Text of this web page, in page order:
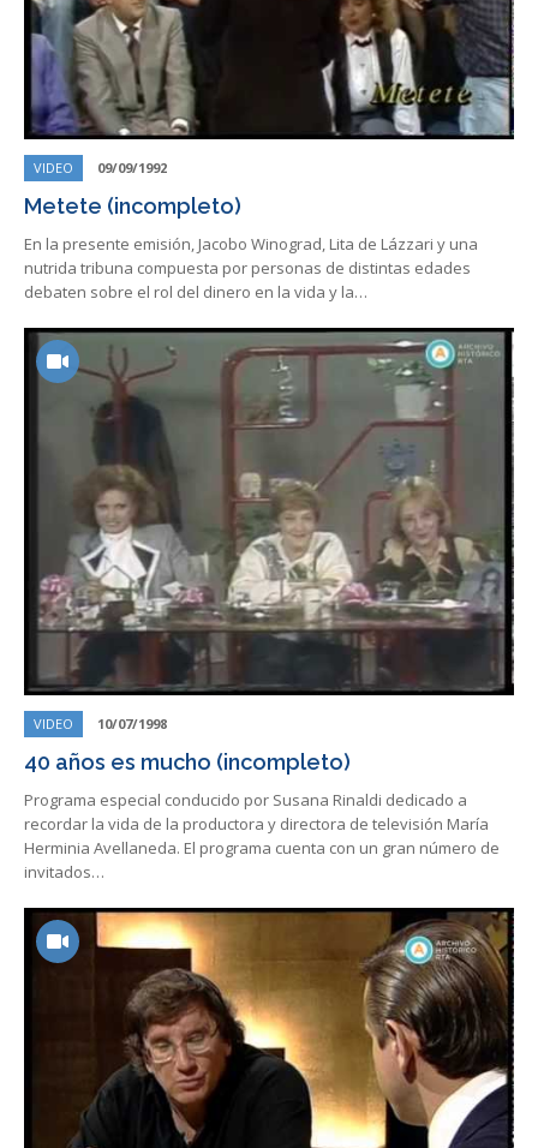
VIDEO 09/09/1992
Metete (incompleto)
En la presente emisión, Jacobo Winograd, Lita de Lázzari y una
nutrida tribuna compuesta por personas de distintas edades
debaten sobre el rol del dinero en la vida y la…
VIDEO 10/07/1998
40 años es mucho (incompleto)
Programa especial conducido por Susana Rinaldi dedicado a
recordar la vida de la productora y directora de televisión María
Herminia Avellaneda. El programa cuenta con un gran número de
invitados…